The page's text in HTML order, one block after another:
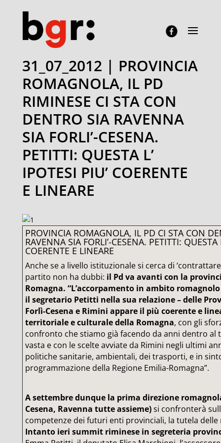
31_07_2012 | PROVINCIA
ROMAGNOLA, IL PD
RIMINESE CI STA CON
DENTRO SIA RAVENNA
SIA FORLI’-CESENA.
PETITTI: QUESTA L’
IPOTESI PIU’ COERENTE
E LINEARE
PROVINCIA ROMAGNOLA, IL PD CI STA CON
RAVENNA SIA FORLI’-CESENA. PETITTI: QUESTA
COERENTE E LINEARE
Anche se a livello istituzionale si cerca di
partito non ha dubbi: il Pd va avanti con la
Romagna. “L’accorpamento in ambito
il segretario Petitti nella sua relazione – delle
Forlì-Cesena e Rimini appare il più coerente e
territoriale e culturale della Romagna, con gli
confronto che stiamo già facendo da anni dentro al
vasta e con le scelte avviate da Rimini negli ultimi
politiche sanitarie, ambientali, dei trasporti, e in
programmazione della Regione Emilia-Romagna”.
A settembre dunque la prima direzione
Cesena, Ravenna tutte assieme)si confronterà
competenze dei futuri enti provinciali, la tutela delle
Intanto ieri summit riminese in segreteria